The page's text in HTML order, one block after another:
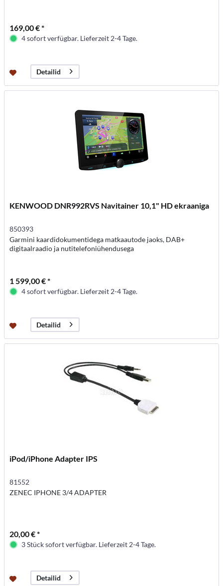
169,00 € *
4 sofort verfügbar. Lieferzeit 2-4 Tage.
Detailid
KENWOOD DNR992RVS Navitainer 10,1" HD ekraaniga
850393
Garmini kaardidokumentidega matkaautode jaoks, DAB+
digitaalraadio ja nutitelefoniühendusega
1 599,00 € *
4 sofort verfügbar. Lieferzeit 2-4 Tage.
Detailid
iPod/iPhone Adapter IPS
81552
ZENEC IPHONE 3/4 ADAPTER
20,00 € *
3 Stück sofort verfügbar. Lieferzeit 2-4 Tage.
Detailid